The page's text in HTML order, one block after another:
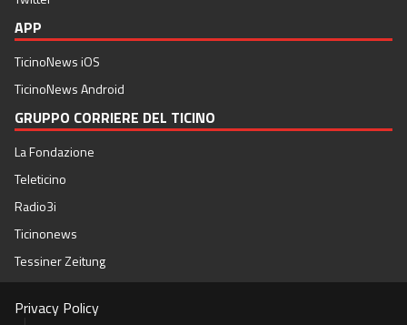
APP
TicinoNews iOS
TicinoNews Android
GRUPPO CORRIERE DEL TICINO
La Fondazione
Teleticino
Radio3i
Ticinonews
Tessiner Zeitung
Privacy Policy